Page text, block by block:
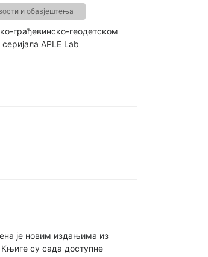
и обавјештења
грађевинско-геодетском
APLE Lab
је новим издањима из
су сада доступне